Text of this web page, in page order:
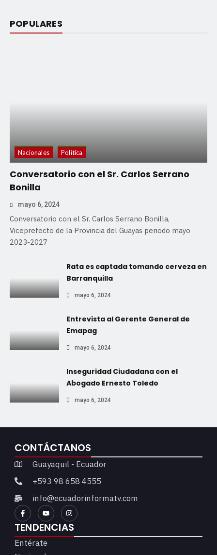
POPULARES
Nacionales Política
Conversatorio con el Sr. Carlos Serrano
Bonilla
mayo 6, 2024
Conversatorio con el Sr. Carlos Serrano Bonilla,
Viceprefecto de la Provincia del Guayas periodo mayo
2023-2027
Rata es captada tomando cerveza en
Barranquilla
mayo 6, 2024
Entrevista al Gerente General de
Emapag
mayo 6, 2024
Inseguridad Ciudadana con el
Abogado Ernesto Toledo
mayo 6, 2024
CONTÁCTANOS
Guayaquil - Ecuador
+593 98 658 4555
info@ecuadorinformatv.com
TENDENCIAS
Entérate